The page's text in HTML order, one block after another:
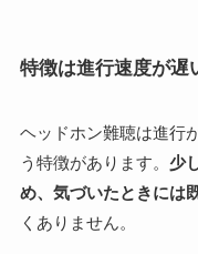
特徴は進行速度が遅
ヘッドホン難聴は進行
う特徴があります。 少
め、気づいたときには
くありません。